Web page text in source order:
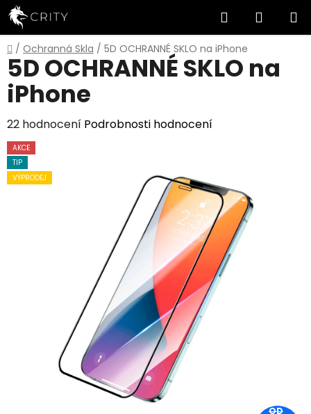
Přejít
na
obsah
Hledat
KOŠÍK
Domů
/ Ochranná Skla / 5D OCHRANNÉ SKLO na iPhone
5D OCHRANNÉ SKLO na
iPhone
Průměrné
hodnocení
produktu
je
22 hodnocení Podrobnosti hodnocení
AKCE
TIP
VÝPRODEJ
OD